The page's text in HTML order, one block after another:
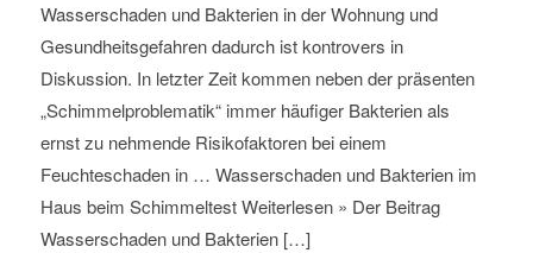
Wasserschaden und Bakterien in der Wohnung und
Gesundheitsgefahren dadurch ist kontrovers in
Diskussion. In letzter Zeit kommen neben der präsenten
„Schimmelproblematik“ immer häufiger Bakterien als
ernst zu nehmende Risikofaktoren bei einem
Feuchteschaden in … Wasserschaden und Bakterien im
Haus beim Schimmeltest Weiterlesen » Der Beitrag
Wasserschaden und Bakterien […]